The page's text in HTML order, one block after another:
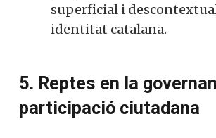
superficial i
identitat catalana.
5. Reptes en la
participació ciutadana